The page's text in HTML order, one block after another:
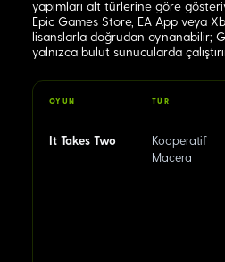
yapımları alt türlerine göre
Epic Games Store, EA App veya
lisanslarla doğrudan oynanabilir;
yalnızca bulut sunucularda
OYUN TÜR
It Takes Two
Kooperatif
Macera